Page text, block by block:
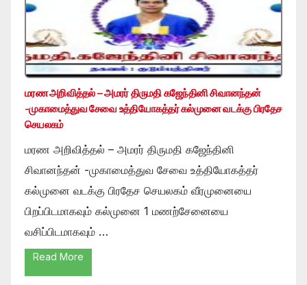
மரண அறிவித்தல் – அமரர் திருமதி கஜேந்தினி சிவானந்தன்
-முகாமைத்துவ சேவை உத்தியோகத்தர் கல்முனை வடக்கு பிரதேச
செயலகம்
மரண அறிவித்தல் – அமரர் திருமதி கஜேந்தினி
சிவானந்தன் -முகாமைத்துவ சேவை உத்தியோகத்தர்
கல்முனை வடக்கு பிரதேச செயலகம் வீரமுனையை
பிறப்பிடமாகவும் கல்முனை 1 மணற்சேனையை
வசிப்பிடமாகவும் …
Read More